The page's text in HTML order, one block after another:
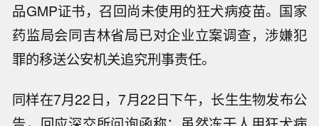
品GMP证书，召回尚未使用的狂犬病疫苗。国家
药监局会同吉林省局已对企业立案调查，涉嫌犯
罪的移送公安机关追究刑事责任。
同样在7月22日，7月22日下午，长生生物发布公